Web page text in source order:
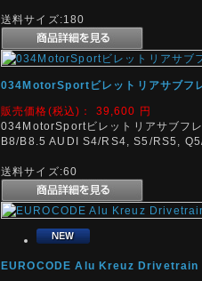
送料サイズ:180
034MotorSportビレットリアサブフ
販売価格(税込)： 39,600 円
034MotorSportビレットリアサブフ
B8/B8.5 AUDI S4/RS4, S5/RS5,
送料サイズ:60
EUROCODE Alu Kreuz